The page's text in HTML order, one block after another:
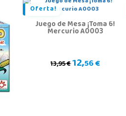
Oferta!
Juego de Mesa ¡Toma 6!
Mercurio A0003
13,95 €12,56 €